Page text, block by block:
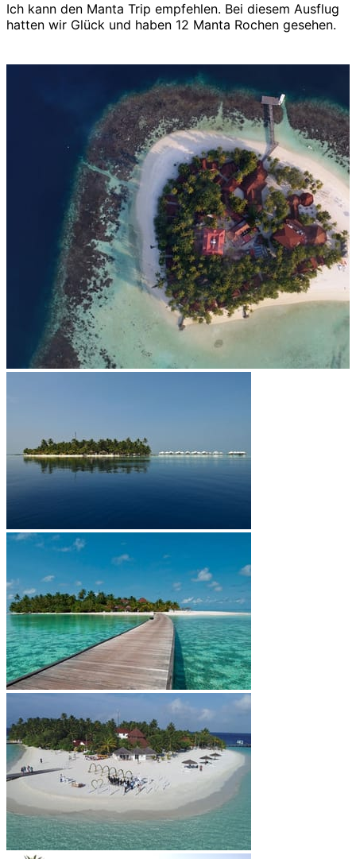
Ich kann den Manta Trip empfehlen. Bei diesem Ausflug
hatten wir Glück und haben 12 Manta Rochen gesehen.